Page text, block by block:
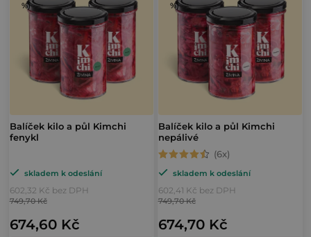
í
p
r
o
d
u
k
t
ů
o
u
k
Balíček kilo a půl Kimchi
fenykl
skladem k odeslání
602,32 Kč bez DPH
674,60 Kč
749,70 Kč
%)
Balíček kilo a půl Kimchi
nepálivé
Průměrné
hodnocení
produktu
4,7
skladem k odeslání
602,41 Kč bez DPH
674,70 Kč
749,70 Kč
%)